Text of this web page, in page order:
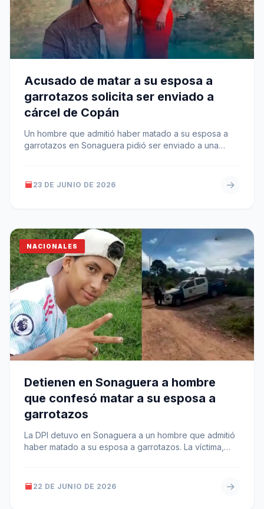
Acusado de matar a su esposa a
garrotazos solicita ser enviado a
cárcel de Copán
Un hombre que admitió haber matado a su esposa a
garrotazos en Sonaguera pidió ser enviado a una
23 DE JUNIO DE 2026
NACIONALES
Detienen en Sonaguera a hombre
que confesó matar a su esposa a
garrotazos
La DPI detuvo en Sonaguera a un hombre que admitió
haber matado a su esposa a garrotazos. La víctima,
22 DE JUNIO DE 2026